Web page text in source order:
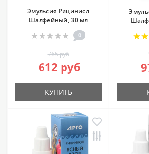
Эмульсия Рициниол
Шалфейный, 30 мл
0
765 руб
612 руб
КУПИТЬ